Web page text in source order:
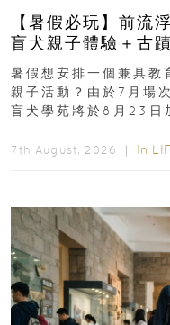
【暑假必玩】前流
盲犬親子體驗＋古
組免費名額
暑假想安排一個兼具教
親子活動？由於7月場
盲犬學苑將於8月23日
7th August, 2026 ｜ In